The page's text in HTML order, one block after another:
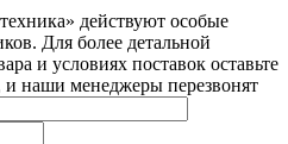
действуют особые
Для более детальной
и условиях поставок оставьте
наши менеджеры перезвонят